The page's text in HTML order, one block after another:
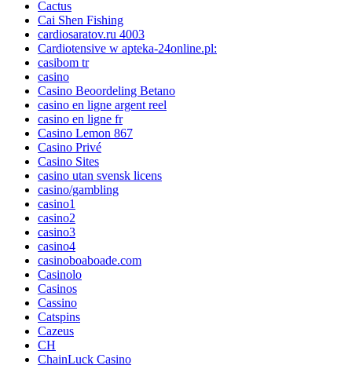
Cactus
Cai Shen Fishing
cardiosaratov.ru 4003
Cardiotensive w apteka-24online.pl:
casibom tr
casino
Casino Beoordeling Betano
casino en ligne argent reel
casino en ligne fr
Casino Lemon 867
Casino Privé
Casino Sites
casino utan svensk licens
casino/gambling
casino1
casino2
casino3
casino4
casinoboaboade.com
Casinolo
Casinos
Cassino
Catspins
Cazeus
CH
ChainLuck Casino